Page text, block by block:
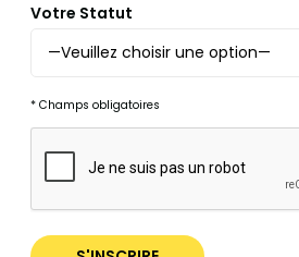
Votre Statut
* Champs obligatoires